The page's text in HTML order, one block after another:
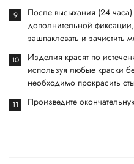
После высыхания (24 часа)
дополнительной
зашпаклевать и зачистить
Изделия красят по
используя любые краски
необходимо прокрасить
Произведите